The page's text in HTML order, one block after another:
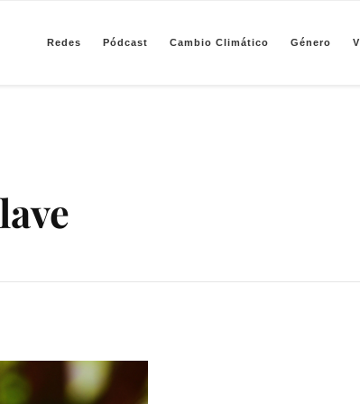
Cuenta es una plataforma independiente de periodismo basado en análisis de
Redes Pódcast Cambio Climático Género